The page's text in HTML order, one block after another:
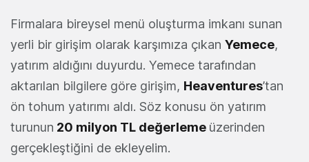
Firmalara bireysel menü oluşturma imkanı sunan
yerli bir girişim olarak karşımıza çıkan Yemece,
yatırım aldığını duyurdu. Yemece tarafından
aktarılan bilgilere göre girişim, Heaventures’tan
ön tohum yatırımı aldı. Söz konusu ön yatırım
turunun 20 milyon TL değerleme üzerinden
gerçekleştiğini de ekleyelim.